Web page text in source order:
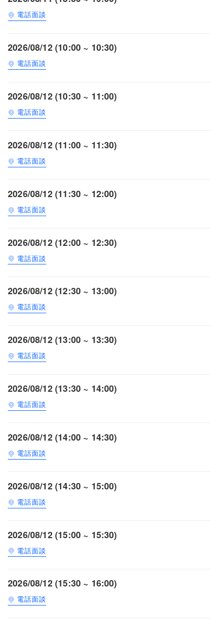
電話面談
2026/08/12 (10:00 ~ 10:30)
電話面談
2026/08/12 (10:30 ~ 11:00)
電話面談
2026/08/12 (11:00 ~ 11:30)
電話面談
2026/08/12 (11:30 ~ 12:00)
電話面談
2026/08/12 (12:00 ~ 12:30)
電話面談
2026/08/12 (12:30 ~ 13:00)
電話面談
2026/08/12 (13:00 ~ 13:30)
電話面談
2026/08/12 (13:30 ~ 14:00)
電話面談
2026/08/12 (14:00 ~ 14:30)
電話面談
2026/08/12 (14:30 ~ 15:00)
電話面談
2026/08/12 (15:00 ~ 15:30)
電話面談
2026/08/12 (15:30 ~ 16:00)
電話面談